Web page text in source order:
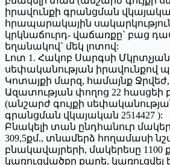
իրավունքի գրանցման վկայական
հրապարակային
կրկնաճուրդ- վաճառքը` բաց
եղանակով` մեկ լոտով:
Լոտ 1. Հակոբ Սարգսի
սեփականության իրավունքով
Կոտայքի մարզ, համայնք Ջրվեժ,
Ազատության փողոց 22 հասցեի
(անշարժ գույքի
գրանցման վկայական 2514427 ):
Բնակելի տան ընդհանուր
309,5քմ., տնամերձ հողամասի
բնակավայրերի, մակերեսը 1100
կառուցվածքը քարե, կառուցվել